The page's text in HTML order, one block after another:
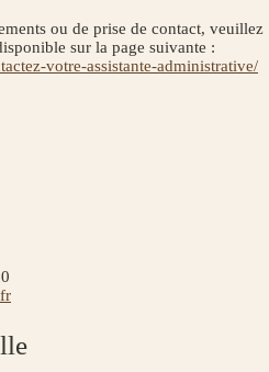
ou de prise de contact, veuillez
sur la page suivante :
votre-assistante-administrative/